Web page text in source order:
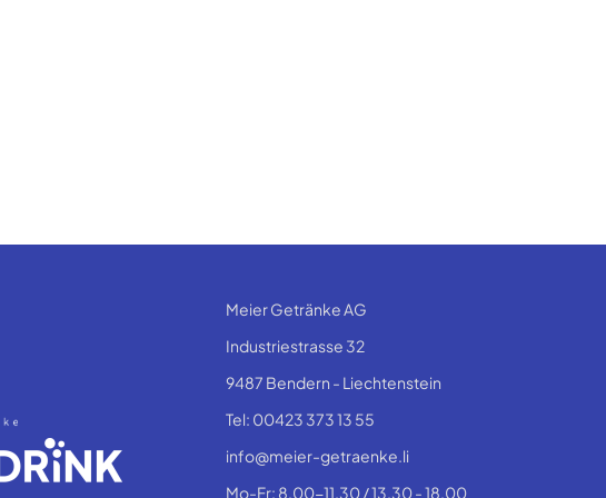
Meier Getränke AG
Industriestrasse 32
9487 Bendern - Liechtenstein
Tel: 00423 373 13 55
info@meier-getraenke.li
Mo-Fr: 8.00-11.30 / 13.30 - 18.00